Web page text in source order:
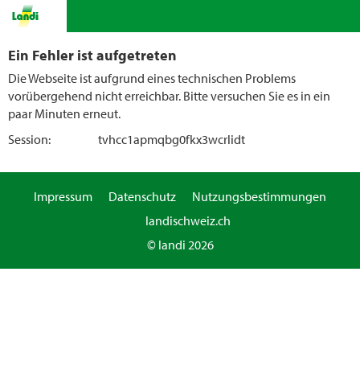
Ein Fehler ist aufgetreten
Die Webseite ist aufgrund eines technischen Problems
vorübergehend nicht erreichbar. Bitte versuchen Sie es in ein
paar Minuten erneut.
Session:
tvhcc1apmqbg0fkx3wcrlidt
Impressum Datenschutz
Nutzungsbestimmungen
landischweiz.ch
© landi 2026